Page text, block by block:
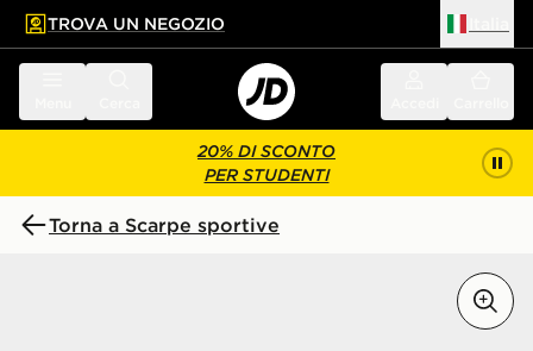
principale
a fondo pagina
TROVA UN NEGOZIO
20% DI SCONTO
PER STUDENTI
Torna a Scarpe sportive